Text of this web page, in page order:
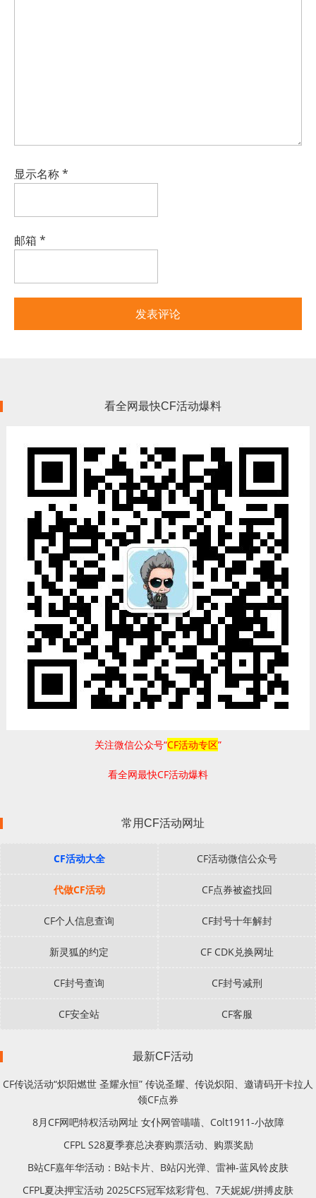
显示名称*
邮箱 *
看全网最快CF活动爆料
关注微信公众号“CF活动专区”
看全网最快CF活动爆料
常用CF活动网址
CF活动大全 CF活动微信公众号
代做CF活动 CF点券被盗找回
CF个人信息查询 CF封号十年解封
新灵狐的约定 CF CDK兑换网址
CF封号查询 CF封号减刑
CF安全站 CF客服
最新CF活动
CF传说活动“炽阳燃世 圣耀永恒” 传说圣耀、传说炽阳、邀请码开卡拉人
领CF点券
8月CF网吧特权活动网址 女仆网管喵喵、Colt1911-小故障
CFPL S28夏季赛总决赛购票活动、购票奖励
B站CF嘉年华活动：B站卡片、B站闪光弹、雷神-蓝风铃皮肤
CFPL夏决押宝活动 2025CFS冠军炫彩背包、7天妮妮/拼搏皮肤